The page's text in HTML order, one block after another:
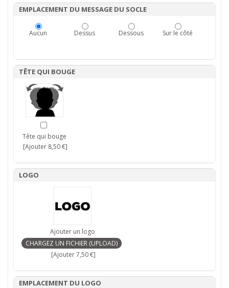
EMPLACEMENT DU MESSAGE DU SOCLE
Aucun Dessus Dessous Sur le côté
TÊTE QUI BOUGE
Tête qui bouge
[Ajouter 8,50 €]
LOGO
Ajouter un logo
[Ajouter 7,50 €]
EMPLACEMENT DU LOGO